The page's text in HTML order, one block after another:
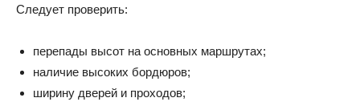
Следует проверить:
перепады высот на основных маршрутах;
наличие высоких бордюров;
ширину дверей и проходов;